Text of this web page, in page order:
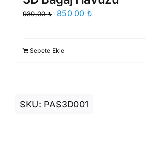
930,00₺
Orijinal
850,00 ₺
Sepete Ekle
SKU: PAS3D001